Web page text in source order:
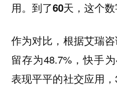
用。到了60天，这个数
作为对比，根据艾瑞
留存为48.7%，快手
表现平平的社交应用